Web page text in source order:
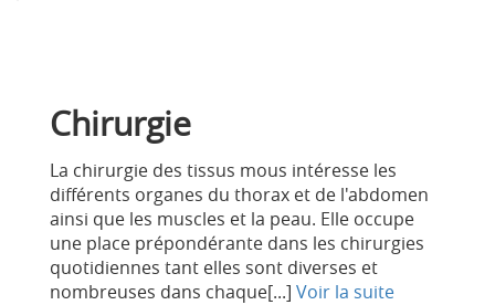
Chirurgie
La chirurgie des tissus mous intéresse les
différents organes du thorax et de l'abdomen
ainsi que les muscles et la peau. Elle occupe
une place prépondérante dans les chirurgies
quotidiennes tant elles sont diverses et
nombreuses dans chaque[...] Voir la suite